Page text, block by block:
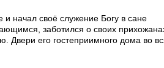
и начал своё служение Богу в сане
заботился о своих
Двери его гостеприимного дома во